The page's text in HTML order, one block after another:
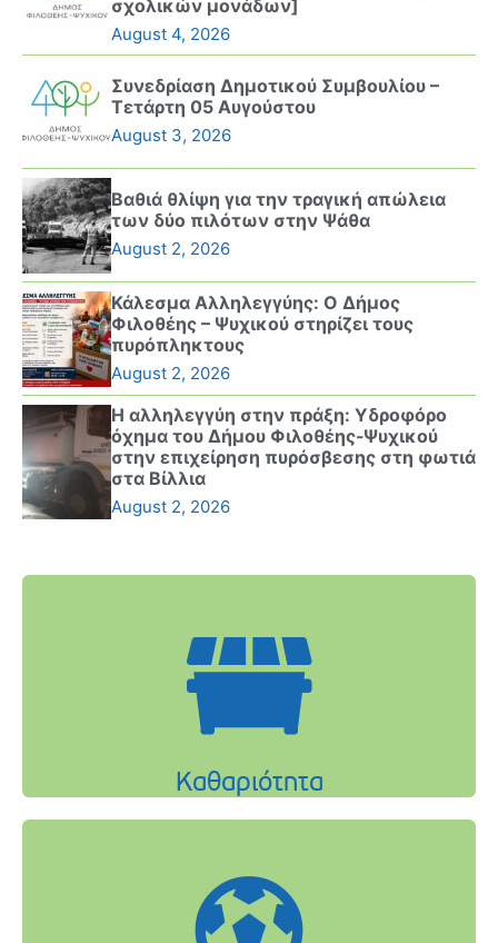
σχολικών μονάδων]
August 4, 2026
Συνεδρίαση Δημοτικού Συμβουλίου –
Τετάρτη 05 Αυγούστου
August 3, 2026
Βαθιά θλίψη για την τραγική απώλεια
των δύο πιλότων στην Ψάθα
August 2, 2026
Κάλεσμα Αλληλεγγύης: Ο Δήμος
Φιλοθέης – Ψυχικού στηρίζει τους
πυρόπληκτους
August 2, 2026
Η αλληλεγγύη στην πράξη: Υδροφόρο
όχημα του Δήμου Φιλοθέης-Ψυχικού
στην επιχείρηση πυρόσβεσης στη φωτιά
στα Βίλλια
August 2, 2026